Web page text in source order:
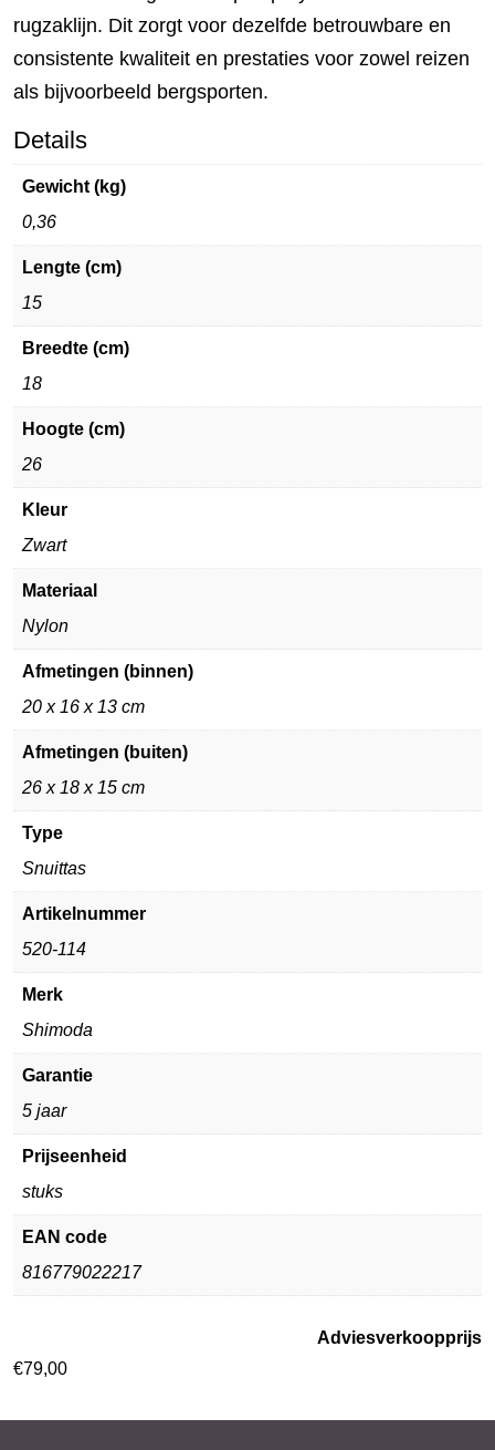
rugzaklijn. Dit zorgt voor dezelfde betrouwbare en
consistente kwaliteit en prestaties voor zowel reizen
als bijvoorbeeld bergsporten.
Details
Gewicht (kg)
0,36
Lengte (cm)
15
Breedte (cm)
18
Hoogte (cm)
26
Kleur
Zwart
Materiaal
Nylon
Afmetingen (binnen)
20 x 16 x 13 cm
Afmetingen (buiten)
26 x 18 x 15 cm
Type
Snuittas
Artikelnummer
520-114
Merk
Shimoda
Garantie
5 jaar
Prijseenheid
stuks
EAN code
816779022217
Adviesverkoopprijs
€79,00